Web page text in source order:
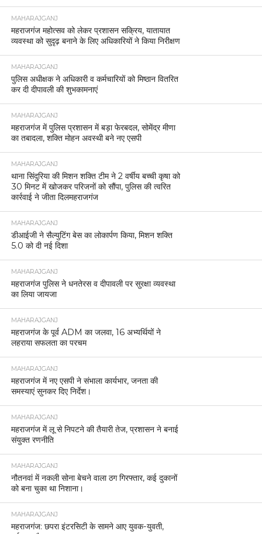
MAHARAJGANJ
महराजगंज महोत्सव को लेकर प्रशासन सक्रिय, यातायात
व्यवस्था को सुदृढ़ बनाने के लिए अधिकारियों ने किया निरीक्षण
MAHARAJGANJ
पुलिस अधीक्षक ने अधिकारी व कर्मचारियों को मिष्ठान वितरित
कर दी दीपावली की शुभकामनाएं
MAHARAJGANJ
महराजगंज में पुलिस प्रशासन में बड़ा फेरबदल, सोमेंद्र मीणा
का तबादला, शक्ति मोहन अवस्थी बने नए एसपी
MAHARAJGANJ
थाना सिंदुरिया की मिशन शक्ति टीम ने 2 वर्षीय बच्ची कृषा को
30 मिनट में खोजकर परिजनों को सौंपा, पुलिस की त्वरित
कार्रवाई ने जीता दिलमहराजगंज
MAHARAJGANJ
डीआईजी ने सैल्युटिंग बेस का लोकार्पण किया, मिशन शक्ति
5.0 को दी नई दिशा
MAHARAJGANJ
महराजगंज पुलिस ने धनतेरस व दीपावली पर सुरक्षा व्यवस्था
का लिया जायजा
MAHARAJGANJ
महराजगंज के पूर्व ADM का जलवा, 16 अभ्यर्थियों ने
लहराया सफलता का परचम
MAHARAJGANJ
महराजगंज में नए एसपी ने संभाला कार्यभार, जनता की
समस्याएं सुनकर दिए निर्देश।
MAHARAJGANJ
महराजगंज में लू से निपटने की तैयारी तेज, प्रशासन ने बनाई
संयुक्त रणनीति
MAHARAJGANJ
नौतनवां में नकली सोना बेचने वाला ठग गिरफ्तार, कई दुकानों
को बना चुका था निशाना।
MAHARAJGANJ
महराजगंज: छपरा इंटरसिटी के सामने आए युवक-युवती,